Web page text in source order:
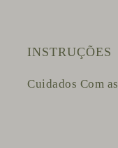
INSTRUÇÕES
Cuidados Com